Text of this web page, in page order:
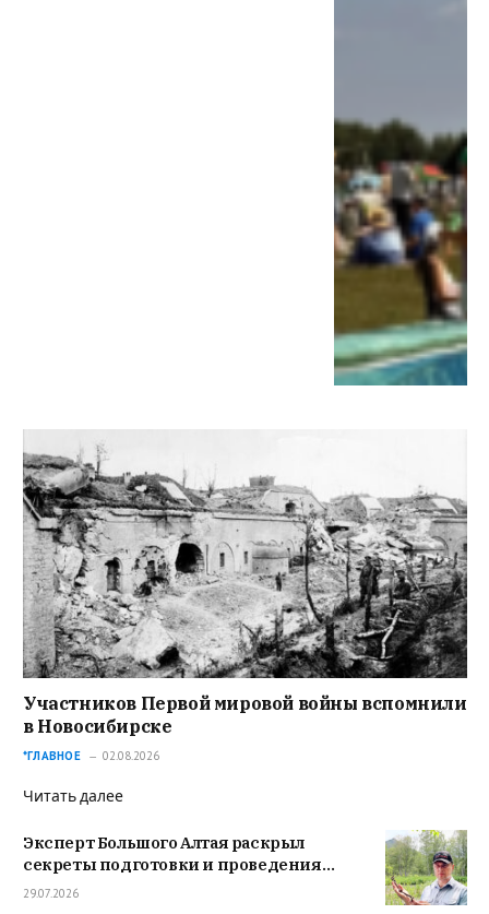
Участников Первой мировой войны вспомнили
в Новосибирске
*ГЛАВНОЕ 02.08.2026
Читать далее
Эксперт Большого Алтая раскрыл
секреты подготовки и проведения
археологической экспедиции
29.07.2026